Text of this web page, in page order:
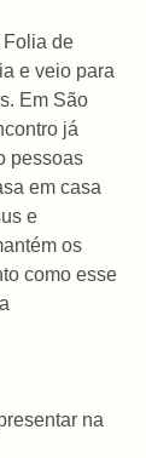
Folia de
e veio para
Em São
já
pessoas
em casa
e
os
como esse
na